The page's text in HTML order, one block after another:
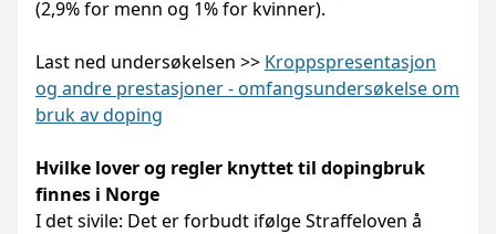
(2,9% for menn og 1% for kvinner).
Last ned undersøkelsen >> Kroppspresentasjon
og andre prestasjoner - omfangsundersøkelse om
bruk av doping
Hvilke lover og regler knyttet til dopingbruk
finnes i Norge
I det sivile: Det er forbudt ifølge Straffeloven å